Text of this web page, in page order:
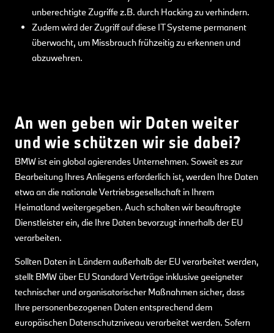
unberechtigte Zugriffe z.B. durch Hacking zu verhindern.
Zudem wird der Zugriff auf diese IT Systeme permanent
überwacht, um Missbrauch frühzeitig zu erkennen und
abzuwehren.
An wen geben wir Daten weiter
und wie schützen wir sie dabei?
BMW ist ein global agierendes Unternehmen. Soweit es zur
Bearbeitung Ihres Anliegens erforderlich ist, werden Ihre Daten
etwa an die nationale Vertriebsgesellschaft in Ihrem
Heimatland weitergegeben. Auch schalten wir beauftragte
Dienstleister ein, die Ihre Daten bevorzugt innerhalb der EU
verarbeiten.
Sollten Daten in Ländern außerhalb der EU verarbeitet werden,
stellt BMW über EU Standard Verträge inklusive geeigneter
technischer und organisatorischer Maßnahmen sicher, dass
Ihre personenbezogenen Daten entsprechend dem
europäischen Datenschutzniveau verarbeitet werden. Sofern